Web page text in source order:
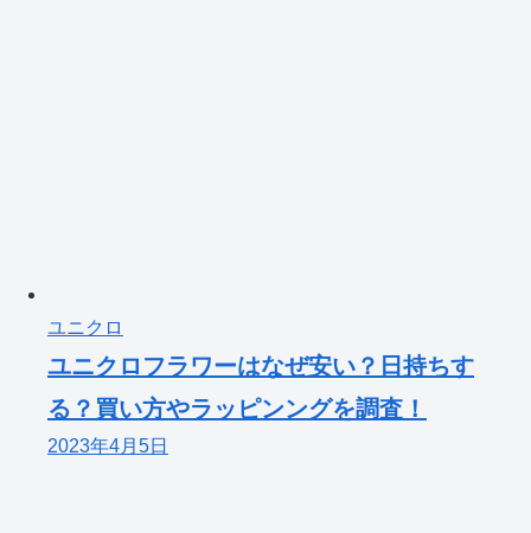
ユニクロ
ユニクロフラワーはなぜ安い？日持ちす
る？買い方やラッピンングを調査！
2023年4月5日